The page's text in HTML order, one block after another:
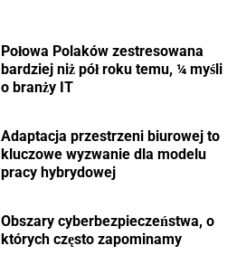
Połowa Polaków zestresowana
bardziej niż pół roku temu, ¼ myśli
o branży IT
Adaptacja przestrzeni biurowej to
kluczowe wyzwanie dla modelu
pracy hybrydowej
Obszary cyberbezpieczeństwa, o
których często zapominamy